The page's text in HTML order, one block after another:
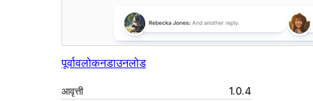
पूर्वावलोकनडाउनलोड
आवृत्ती
1.0.4